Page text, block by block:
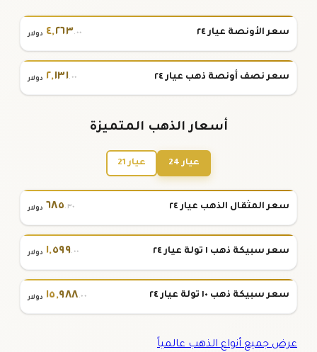
سعر الأونصة عيار ٢٤ ٤,٢٦٣.٠٠ دولار
سعر نصف أونصة ذهب عيار ٢٤ ٢,١٣١.٠٠ دولار
أسعار الذهب المتميزة
عيار 24 عيار 21
سعر المثقال الذهب عيار ٢٤ ٦٨٥.٣٠ دولار
سعر سبيكة ذهب ١ تولة عيار ٢٤ ١,٥٩٩.٠٠ دولار
سعر سبيكة ذهب ١٠ تولة عيار ٢٤ ١٥,٩٨٨.٠٠ دولار
عرض جميع أنواع الذهب عالمياً